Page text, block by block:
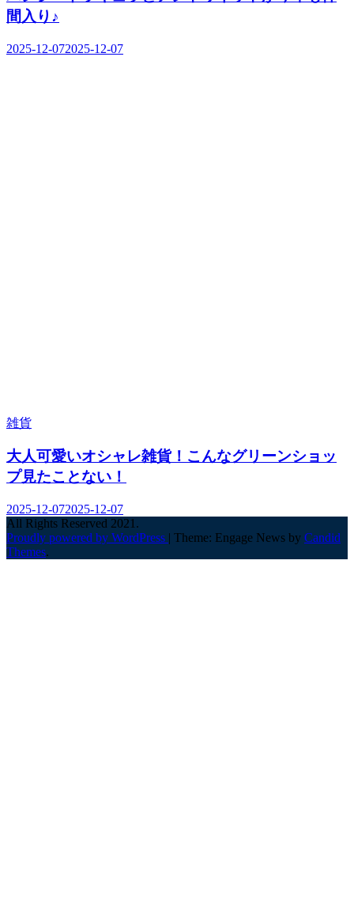
間入り♪
2025-12-072025-12-07
雑貨
大人可愛いオシャレ雑貨！こんなグリーンショッ
プ見たことない！
2025-12-072025-12-07
All Rights Reserved 2021.
Proudly powered by WordPress | Theme: Engage News by Candid
Themes.